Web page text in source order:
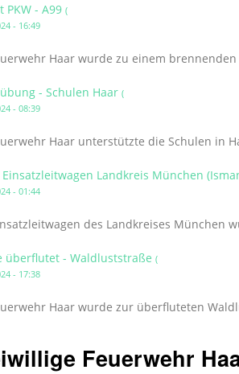
PKW - A99 (
- 16:49
Haar wurde zu einem
- Schulen Haar (
- 08:39
Haar unterstützte die Schulen in
Landkreis München
- 01:44
des Landkreises München
überflutet - Waldluststraße (
- 17:38
Haar wurde zur überfluteten
Feuerwehr